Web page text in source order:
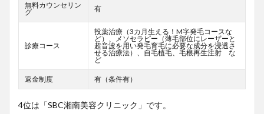
無料カウンセリン
グ
有
診療コース
投薬治療（3カ月生える！M字発毛コースな
ど）、メソセラピー（薄毛部位にレーザーと
超音波を用い発毛育毛に必要な成分を浸透さ
せる治療法）、自毛植毛、毛根再生注射 な
ど
返金制度 有（条件有）
4位は「SBC湘南美容クリニック」です。